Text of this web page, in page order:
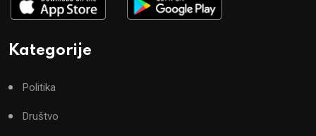
Kategorije
Politika
Društvo